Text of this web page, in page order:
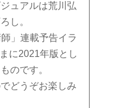
ュアルは荒川弘
し。
」連載予告イラ
に2021年版とし
のです。
どうぞお楽しみ